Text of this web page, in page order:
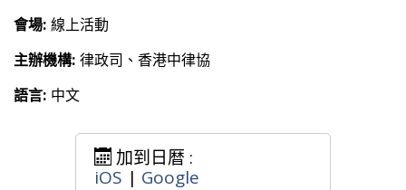
會場: 線上活動
主辦機構: 律政司、香港中律協
語言: 中文
加到日暦 :
iOS | Google